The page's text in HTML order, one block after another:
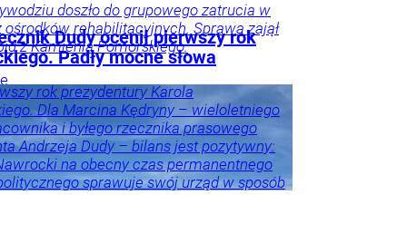
doszło do grupowego zatrucia w
ośrodków rehabilitacyjnych. Sprawą zajął
z Kamienia Pomorskiego.
Dudy ocenił pierwszy rok
Padły mocne słowa
rok prezydentury Karola
Dla Marcina Kędryny – wieloletniego
i byłego rzecznika prasowego
Andrzeja Dudy – bilans jest pozytywny:
na obecny czas permanentnego
sprawuje swój urząd w sposób